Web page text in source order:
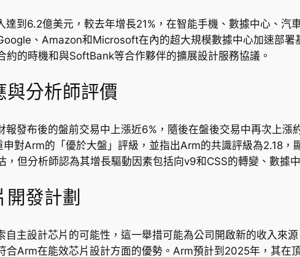
達到6.2億美元，較去年增長21%，在智能手機、數據中心、汽
、Amazon和Microsoft在內的超大規模數據中心加速部
約的時機和與SoftBank等合作夥伴的擴展設計服務協議。
與分析師評價
報發布後的盤前交易中上漲近6%，隨後在盤後交易中再次上
對Arm的「優於大盤」評級，並指出Arm的共識評級為2.18
，但分析師認為其增長驅動因素包括向v9和CSS的轉變、數據
開發計劃
自主設計芯片的可能性，這一舉措可能為公司開啟新的收入來
合Arm在能效芯片設計方面的優勢。Arm預計到2025年，其在